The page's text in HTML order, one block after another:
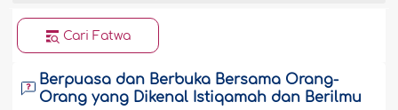
Cari Fatwa
Berpuasa dan Berbuka Bersama Orang-
Orang yang Dikenal Istiqamah dan Berilmu